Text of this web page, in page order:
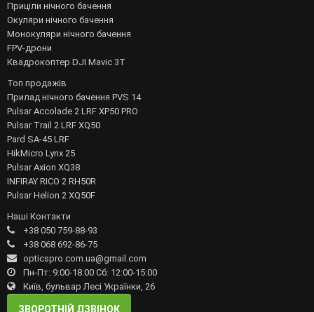
Приціли нічного бачення
Окуляри нічного бачення
Монокуляри нічного бачення
FPV-дрони
Квадрокоптер DJI Mavic 3T
Топ продажів
Прилад нічного бачення PVS 14
Pulsar Accolade 2 LRF XP50 PRO
Pulsar Trail 2 LRF XQ50
Pard SA-45 LRF
HikMicro Lynx 25
Pulsar Axion XQ38
INFIRAY RICO 2 RH50R
Pulsar Helion 2 XQ50F
Наші Контакти
+38 050 759-88-93
+38 068 692-86-75
opticspro.com.ua@gmail.com
Пн-Пт: 9:00-18:00 Сб: 12:00-15:00
Київ, бульвар Лесі Українки, 26
ЗВОРОТНІЙ ДЗВІНОК